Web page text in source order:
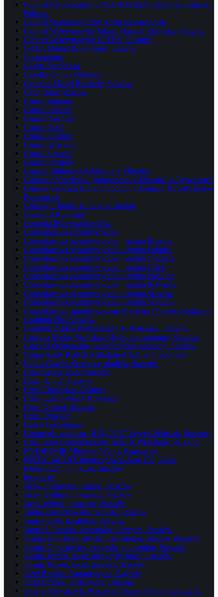
Gabinet Psychologiczny NEUROMED Justyna Grudzińska,
Połaniec
Gabinet Stomatologiczny Aneta Jeż-Stachniak
Gabinet Weterynaryjny Jolanta Haczyk-Zielińska, Staszów
Gabinet Weterynaryjny ŁATEK, Połaniec
GALA Market Budowlany, Staszów
Gastronomia
Gazeta Stambułka
Gazetka Gminy Oleśnica
Generics Maciej Baradziej Staszów
Getin Bank Staszów
Gmina Bogoria
Gmina Łubnice
Gmina Oleśnica
Gmina Osiek
Gmina Połaniec
Gmina Rytwiany
Gmina Staszów
Gmina Szydłów
Gminna Biblioteka Publiczna w Oleśnicy
Gminna Spółdzielnia „Samopomoc Chłopska” w Rytwianach
Gminne Centrum Kultury, Sportu i Informacji Turystycznej w
Rytwianach
Gminny Ośrodek Kultury w Bogorii
Gorzelnia Rytwiany
Gospoda Rycerska Szydłów
Gospodarstwa agroturystyczne
Gospodarstwa agroturystyczne – gmina Bogoria
Gospodarstwa agroturystyczne – gmina Łubnice
Gospodarstwa agroturystyczne – gmina Oleśnica
Gospodarstwa agroturystyczne – gmina Osiek
Gospodarstwa agroturystyczne – gmina Połaniec
Gospodarstwa agroturystyczne – gmina Rytwiany
Gospodarstwa agroturystyczne – gmina Staszów
Gospodarstwa agroturystyczne – gmina Szydłów
Gospodarstwo agroturystyczne Krystyna i Tadeusz Kubaccy
Grafdruk Plus Staszów
Grafdruk Zakład Poligraficzny A. Pasternak, Staszów
Grażyna Majka, Stanisław Majka, stomatologia, Staszów
Grażyna Ogonowska, otolaryngolog, audiolog, Staszów
Grupa Azoty KiZCHS Siarkopol S.A. w Grzybowie
Halina Gawlik-Serwatka, okulista, Staszów
Hipermarket Tesco Staszów
Hotel „Lord” Staszów
Hotel Chańcza w Chańczy
Hotel Cztery Wiatry Korytnica
Hotel Gwarek Staszów
Hotel Rytwiany
Hotele i pensjonaty
Hurtownia wod-kan „BEL-POL” Leszek Belusiak, Staszów
Huta Szkła Gospodarczego Tadeusz Wrześniak Sp. z o.o.
HYDROMIR Mirosław Wyraz, Kurozwęki
INSTAL-MONT Instalacje Wod-Kan, CO, Gaz i
Klimatyzacji, S. Skuza, Staszów
Instytucje
Jacek Fijałkowski, lekarz, Staszów
Jacek Kiełtucki, internista, Staszów
Jacek Wójcik, neurolog, Staszów
Janina Zajączkowska, okulista, Staszów
Janusz Janik, kardiolog, Staszów
Janusz Lubaszka, stomatolog, dentysta, Staszów
Joanna Kowalska-Brocka, dermatolog, Staszów Bogoria
Jolanta Gorostowicz, ortopeda traumatolog, Staszów
Jolanta Jeczeń, lekarz medycyny pracy, Staszów
Jolanta Jeczeń, lekarz pediatra, Staszów
Józef Brodzki Agroturystyka, Bogoria
Józef Brodzki, weterynarz, Bogoria
Justyna Kowalczyk, Pracownia Badań Psychologicznych,